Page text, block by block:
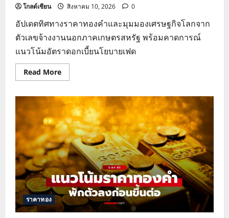
โกลด์เซียน สิงหาคม 10, 2026 0
อัปเดตทิศทางราคาทองคำและมุมมองเศรษฐกิจโลกจาก
ตัวเลขจ้างงานนอกภาคเกษตรสหรัฐ พร้อมคาดการณ์
แนวโน้มอัตราดอกเบี้ยนโยบายเฟด
Read MoreRead
more
ราคา
ทองคำ
วัน
นี้
ตัวเลข
จ้าง
งาน
สหรัฐ
และ
ผลก
ระ
ทบ
ต่อ
ดอกเบี้ย
เฟด
ราคาทอง